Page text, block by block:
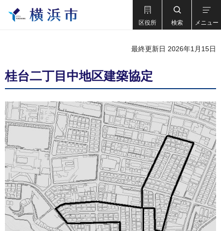
区役所 検索 メニュー
最終更新日 2026年1月15日
桂台二丁目中地区建築協定